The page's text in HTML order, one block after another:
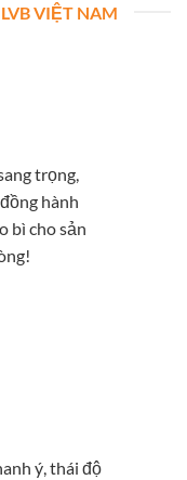
VIỆT NAM
trọng,
hành
bì cho sản
ý, thái độ